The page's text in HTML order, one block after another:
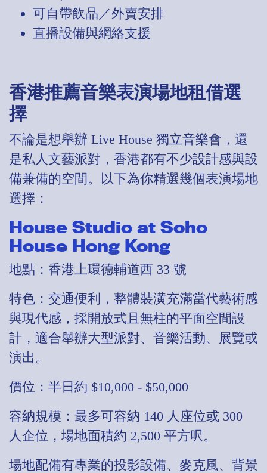
可自帶飲品／外賣安排
直播設備與網絡支援
香港推薦音樂表演場地租借選
擇
不論是想舉辦 Live House 獨立音樂會，還
是私人文藝派對，香港都有不少設計感與設
備兼備的空間。以下為你精選幾個表演場地
選擇：
House Studio at Soho
House Hong Kong
地點：香港上環德輔道西 33 號
特色：交通便利，整體裝潢充滿當代藝術感
與現代感，採開放式且無柱的平面空間設
計，適合舉辦大型派對、音樂活動、展覽或
演出。
價位：半日約 $10,000 - $50,000
容納規模：最多可容納 140 人座位或 300
人企位，場地面積約 2,500 平方呎。
場地配備有專業的投影設備、麥克風、背景